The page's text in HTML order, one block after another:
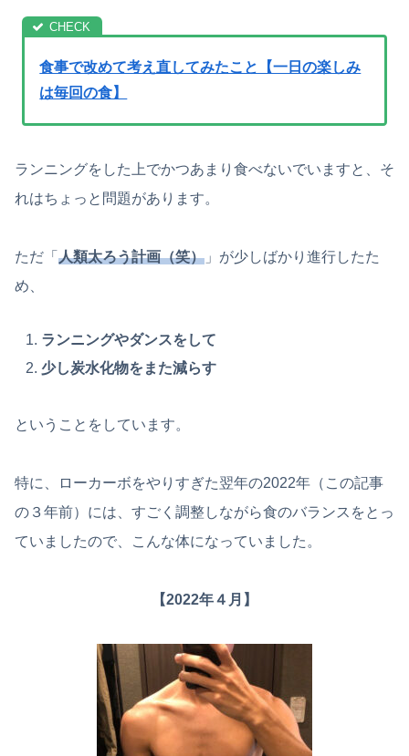
食事で改めて考え直してみたこと【一日の楽しみ
は毎回の食】
ランニングをした上でかつあまり食べないでいますと、そ
れはちょっと問題があります。
ただ「 人類太ろう計画（笑） 」が少しばかり進行したた
め、
ランニングやダンスをして
少し炭水化物をまた減らす
ということをしています。
特に、ローカーボをやりすぎた翌年の2022年（この記事
の３年前）には、すごく調整しながら食のバランスをとっ
ていましたので、こんな体になっていました。
【2022年４月】